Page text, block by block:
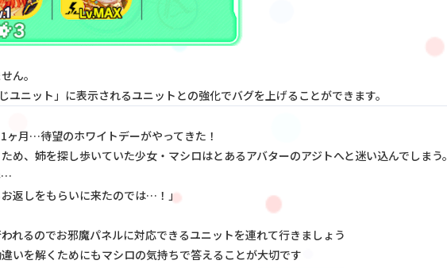
ん。
ニット」に表示されるユニットとの強化でバグを上げることができます。
月…待望のホワイトデーがやってきた！
め、姉を探し歩いていた少女・マシロはとあるアバターのアジトへと迷い込んでしまう。
…
返しをもらいに来たのでは…！」
れるのでお邪魔パネルに対応できるユニットを連れて行きましょう
いを解くためにもマシロの気持ちで答えることが大切です